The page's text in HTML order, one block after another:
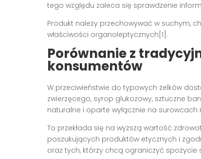
tego względu zaleca się sprawdzenie
Produkt należy przechowywać w suchym,
właściwości organoleptycznych[1].
Porównanie z
konsumentów
W przeciwieństwie do typowych żelków
zwierzęcego, syrop glukozowy, sztuczne
naturalne i oparte wyłącznie na
To przekłada się na wyższą wartość
poszukujących produktów etycznych i
oraz tych, którzy chcą ograniczyć spożycie